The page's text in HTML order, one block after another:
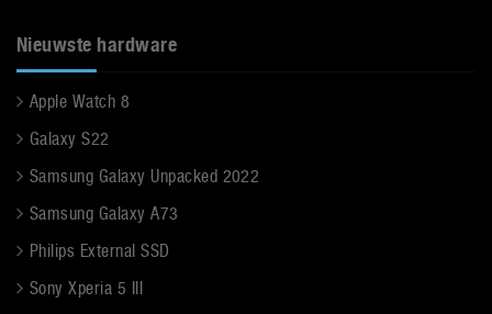
Nieuwste hardware
Apple Watch 8
Galaxy S22
Samsung Galaxy Unpacked 2022
Samsung Galaxy A73
Philips External SSD
Sony Xperia 5 III